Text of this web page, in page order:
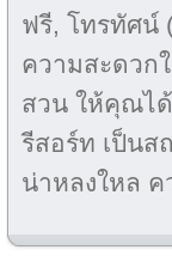
ฟรี, โทรทัศน์
ความสะดวก
สวน ให้คุณไ
รีสอร์ท เป็นส
น่าหลงใหล ค